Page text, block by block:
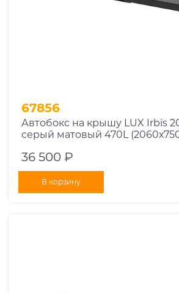
67856
Автобокс на крышу LUX Irbis
серый матовый 470L
36 500 ₽
В корзину